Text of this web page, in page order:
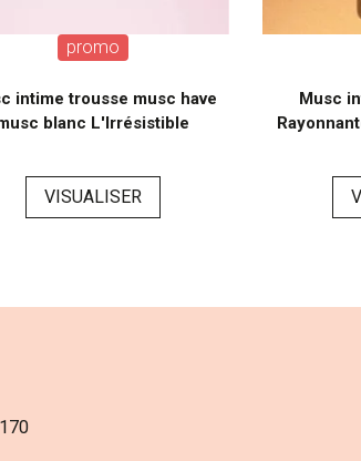
promo
intime trousse musc have
blanc L'Irrésistible
VISUALISER
Musc